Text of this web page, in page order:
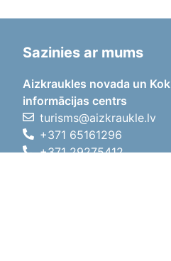
Sazinies ar mums
Aizkraukles novada un
informācijas centrs
turisms@aizkraukle.lv
+371 65161296
+371 29275412